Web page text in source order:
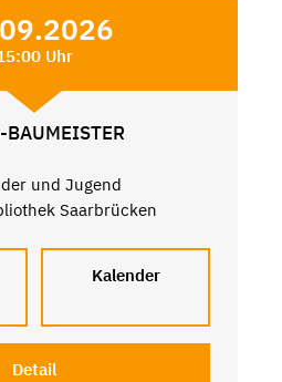
Uhr
BAUMEISTER
und Jugend
Saarbrücken
Kalender
Detail